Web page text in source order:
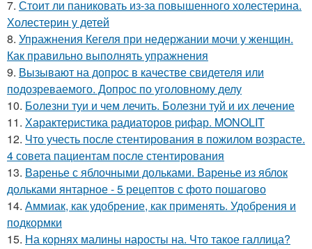
7. Стоит ли паниковать из-за повышенного холестерина.
Холестерин у детей
8. Упражнения Кегеля при недержании мочи у женщин.
Как правильно выполнять упражнения
9. Вызывают на допрос в качестве свидетеля или
подозреваемого. Допрос по уголовному делу
10. Болезни туи и чем лечить. Болезни туй и их лечение
11. Характеристика радиаторов рифар. MONOLIT
12. Что учесть после стентирования в пожилом возрасте.
4 совета пациентам после стентирования
13. Варенье с яблочными дольками. Варенье из яблок
дольками янтарное - 5 рецептов с фото пошагово
14. Аммиак, как удобрение, как применять. Удобрения и
подкормки
15. На корнях малины наросты на. Что такое галлица?